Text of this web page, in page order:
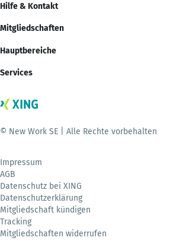
Hilfe & Kontakt
Mitgliedschaften
Hauptbereiche
Services
© New Work SE | Alle Rechte vorbehalten
Impressum
AGB
Datenschutz bei XING
Datenschutzerklärung
Mitgliedschaft kündigen
Tracking
Mitgliedschaften widerrufen